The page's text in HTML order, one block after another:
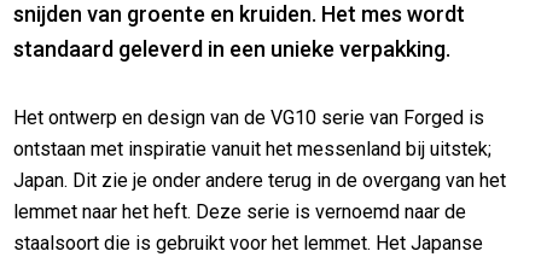
snijden van groente en kruiden. Het mes wordt
standaard geleverd in een unieke verpakking.
Het ontwerp en design van de VG10 serie van Forged is
ontstaan met inspiratie vanuit het messenland bij uitstek;
Japan. Dit zie je onder andere terug in de overgang van het
lemmet naar het heft. Deze serie is vernoemd naar de
staalsoort die is gebruikt voor het lemmet. Het Japanse